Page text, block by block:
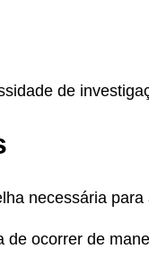
de
necessária para
ocorrer de